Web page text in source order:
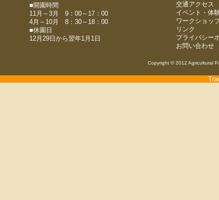
■開園時間
11月～3月 9：00～17：00
4月～10月 8：30～18：00
■休園日
12月29日から翌年1月1日
交通アクセス
イベント・体
ワークショッ
リンク
プライバシー
お問い合わせ
Copyright © 2012 Agricultural